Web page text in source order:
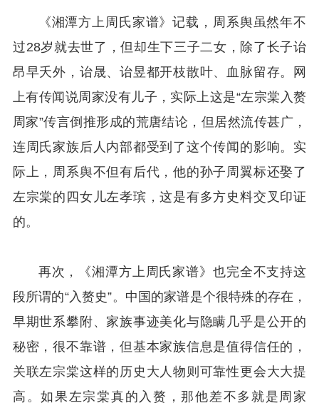
《湘潭方上周氏家谱》记载，周系舆虽然年不
过28岁就去世了，但却生下三子二女，除了长子诒
昂早夭外，诒晟、诒昱都开枝散叶、血脉留存。网
上有传闻说周家没有儿子，实际上这是“左宗棠入赘
周家”传言倒推形成的荒唐结论，但居然流传甚广，
连周氏家族后人内部都受到了这个传闻的影响。实
际上，周系舆不但有后代，他的孙子周翼标还娶了
左宗棠的四女儿左孝瑸，这是有多方史料交叉印证
的。
再次，《湘潭方上周氏家谱》也完全不支持这
段所谓的“入赘史”。中国的家谱是个很特殊的存在，
早期世系攀附、家族事迹美化与隐瞒几乎是公开的
秘密，很不靠谱，但基本家族信息是值得信任的，
关联左宗棠这样的历史大人物则可靠性更会大大提
高。如果左宗棠真的入赘，那他差不多就是周家